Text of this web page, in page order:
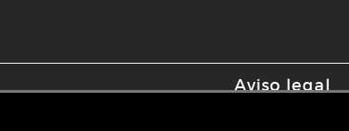
Aviso legal